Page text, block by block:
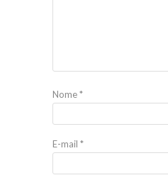
Nome*
E-mail *